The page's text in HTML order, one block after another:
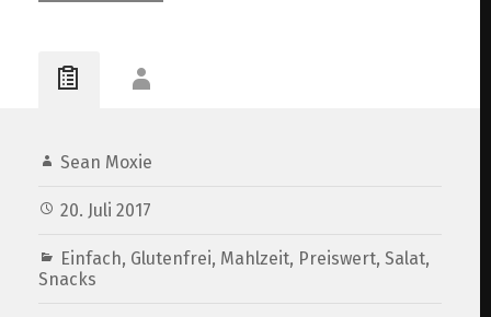
Sean Moxie
20. Juli 2017
Einfach, Glutenfrei, Mahlzeit, Preiswert,Salat,
Snacks